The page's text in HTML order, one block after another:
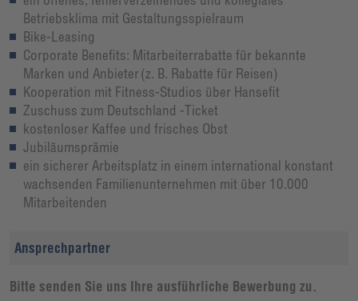
Betriebsklima mit Gestaltungsspielraum
Bike-Leasing
Corporate Benefits: Mitarbeiterrabatte für bekannte
Marken und Anbieter (z. B. Rabatte für Reisen)
Kooperation mit Fitness-Studios über Hansefit
Zuschuss zum Deutschland -Ticket
kostenloser Kaffee und frisches Obst
Jubiläumsprämie
ein sicherer Arbeitsplatz in einem international konstant
wachsenden Familienunternehmen mit über 10.000
Mitarbeitenden
Ansprechpartner
Bitte senden Sie uns Ihre ausführliche Bewerbung zu.